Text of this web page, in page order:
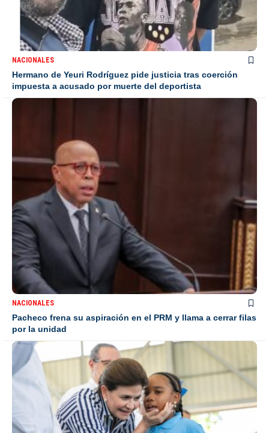
NACIONALES
Hermano de Yeuri Rodríguez pide justicia tras coerción
impuesta a acusado por muerte del deportista
NACIONALES
Pacheco frena su aspiración en el PRM y llama a cerrar filas
por la unidad